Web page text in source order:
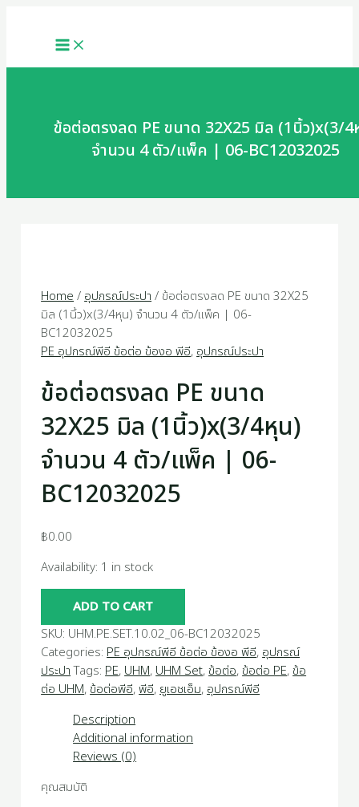
ข้อต่อตรงลด PE ขนาด 32X25 มิล (1นิ้ว)x(3/4
จำนวน 4 ตัว/แพ็ค | 06-BC12032025
Home / อุปกรณ์ประปา / ข้อต่อตรงลด PE ขนาด 32X25
มิล (1นิ้ว)x(3/4หุน) จำนวน 4 ตัว/แพ็ค | 06-
BC12032025
PE อุปกรณ์พีอี ข้อต่อ ข้องอ พีอี, อุปกรณ์ประปา
ข้อต่อตรงลด PE ขนาด
32X25 มิล (1นิ้ว)x(3/4หุน)
จำนวน 4 ตัว/แพ็ค | 06-
BC12032025
฿0.00
Availability: 1 in stock
ตรง
ลด
32X25
มิล
(1นิ้ว)x(3/4หุน)
quantity
ADD TO CART
SKU: UHM.PE.SET.10.02_06-BC12032025
Categories:PE อุปกรณ์พีอี ข้อต่อ ข้องอ พีอี,อุปกรณ์
ประปาTags:PE,UHM,UHM Set,ข้อต่อ,ข้อต่อ PE,ข้อ
ต่อ UHM,ข้อต่อพีอี,พีอี,ยูเอชเอ็ม,อุปกรณ์พีอี
Description
Additional information
Reviews (0)
คุณสมบัติ